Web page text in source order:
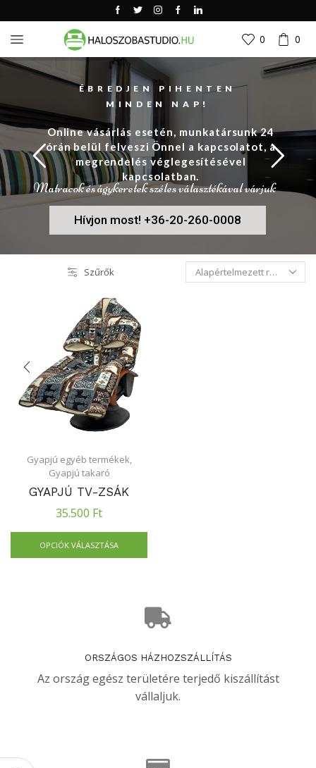
0 0
ÉBREDJEN PIHENTEN
MINDEN NAP!
Matracok és ágykeretek széles választékával várjuk
Online vásárlás esetén, munkatársunk 24
órán belül felveszi Önnel a kapcsolatot, a
megrendelés véglegesítésével
kapcsolatban.
Hívjon most! +36-20-260-0008
Szűrők
Gyapjú egyéb termékek,
Gyapjú takaró
GYAPJÚ TV-ZSÁK
35.500 Ft
OPCIÓK VÁLASZTÁSA
ORSZÁGOS HÁZHOZSZÁLLÍTÁS
Az ország egész területére terjedő kiszállítást
vállaljuk.